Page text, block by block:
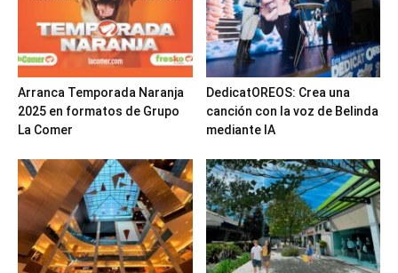
Arranca Temporada Naranja
2025 en formatos de Grupo
La Comer
DedicatOREOS: Crea una
canción con la voz de Belinda
mediante IA